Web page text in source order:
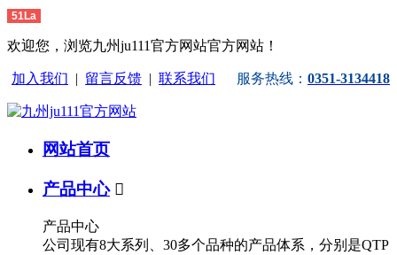
51La
欢迎您，浏览九州ju111官方网站官方网站！
加入我们 | 留言反馈 | 联系我们 服务热线： 0351-3134418
网站首页
产品中心 
产品中心
公司现有8大系列、30多个品种的产品体系，分别是QTP